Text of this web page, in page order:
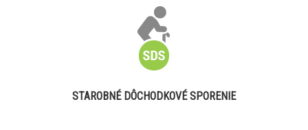
STAROBNÉ DÔCHODKOVÉ SPORENIE